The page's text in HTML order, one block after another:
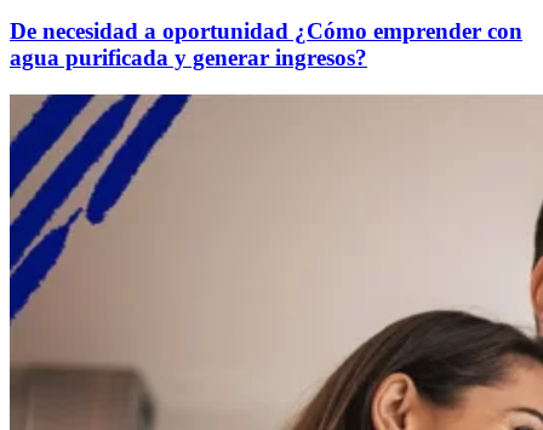
De necesidad a oportunidad ¿Cómo emprender con
agua purificada y generar ingresos?